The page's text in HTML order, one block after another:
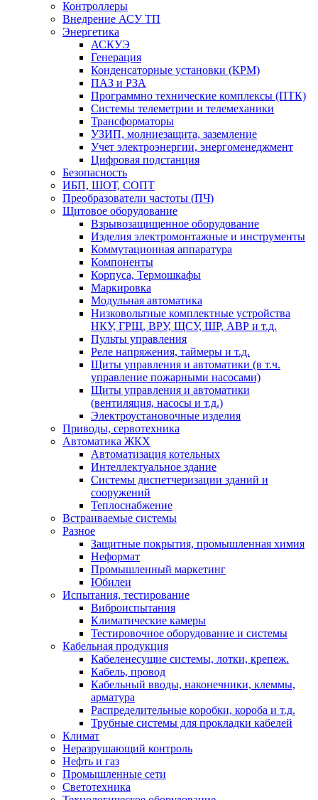
Контроллеры
Внедрение АСУ ТП
Энергетика
АСКУЭ
Генерация
Конденсаторные установки (КРМ)
ПАЗ и РЗА
Программно технические комплексы (ПТК)
Системы телеметрии и телемеханики
Трансформаторы
УЗИП, молниезащита, заземление
Учет электроэнергии, энергоменеджмент
Цифровая подстанция
Безопасность
ИБП, ШОТ, СОПТ
Преобразователи частоты (ПЧ)
Щитовое оборудование
Взрывозащищенное оборудование
Изделия электромонтажные и инструменты
Коммутационная аппаратура
Компоненты
Корпуса, Термошкафы
Маркировка
Модульная автоматика
Низковольтные комплектные устройства
НКУ, ГРЩ, ВРУ, ЩСУ, ШР, АВР и т.д.
Пульты управления
Реле напряжения, таймеры и т.д.
Щиты управления и автоматики (в т.ч.
управление пожарными насосами)
Щиты управления и автоматики
(вентиляция, насосы и т.д.)
Электроустановочные изделия
Приводы, сервотехника
Автоматика ЖКХ
Автоматизация котельных
Интеллектуальное здание
Системы диспетчеризации зданий и
сооружений
Теплоснабжение
Встраиваемые системы
Разное
Защитные покрытия, промышленная химия
Неформат
Промышленный маркетинг
Юбилеи
Испытания, тестирование
Виброиспытания
Климатические камеры
Тестировочное оборудование и системы
Кабельная продукция
Кабеленесущие системы, лотки, крепеж.
Кабель, провод
Кабельный вводы, наконечники, клеммы,
арматура
Распределительные коробки, короба и т.д.
Трубные системы для прокладки кабелей
Климат
Неразрушающий контроль
Нефть и газ
Промышленные сети
Светотехника